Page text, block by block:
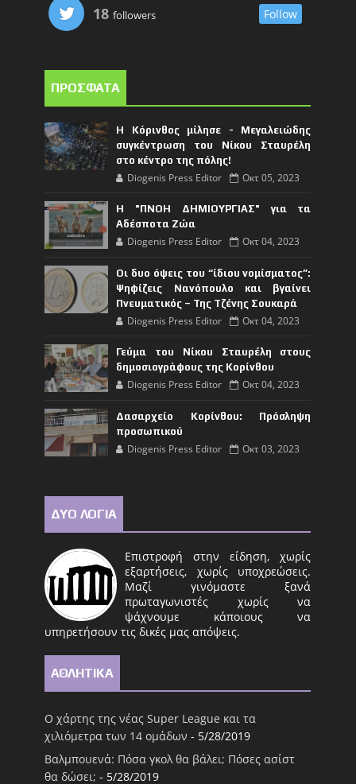
18 followers Follow
ΠΡΟΣΦΑΤΑ
Η Κόρινθος μίλησε - Μεγαλειώδης
συγκέντρωση του Νίκου Σταυρέλη
στο κέντρο της πόλης!
Diogenis Press Editor Οκτ 05, 2023
Η "ΠΝΟΗ ΔΗΜΙΟΥΡΓΙΑΣ" για τα
Αδέσποτα Ζώα
Diogenis Press Editor Οκτ 04, 2023
Οι δυο όψεις του “ίδιου νομίσματος”:
Ψηφίζεις Νανόπουλο και βγαίνει
Πνευματικός – Της Τζένης Σουκαρά
Diogenis Press Editor Οκτ 04, 2023
Γεύμα του Νίκου Σταυρέλη στους
δημοσιογράφους της Κορίνθου
Diogenis Press Editor Οκτ 04, 2023
Δασαρχείο Κορίνθου: Πρόσληψη
προσωπικού
Diogenis Press Editor Οκτ 03, 2023
ΔΥΟ ΛΟΓΙΑ
Επιστροφή στην είδηση, χωρίς
εξαρτήσεις, χωρίς υποχρεώσεις.
Μαζί γινόμαστε ξανά
πρωταγωνιστές χωρίς να
ψάχνουμε κάποιους να
υπηρετήσουν τις δικές μας απόψεις.
ΑΘΛΗΤΙΚΑ
Ο χάρτης της νέας Super League και τα
χιλιόμετρα των 14 ομάδων - 5/28/2019
Βαλμπουενά: Πόσα γκολ θα βάλει; Πόσες ασίστ
θα δώσει; - 5/28/2019